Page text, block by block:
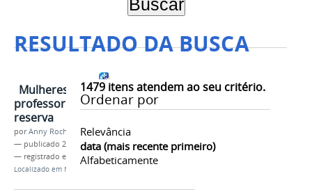
RESULTADO DA BUSCA
1479itens atendem ao seu critério.
Ordenar por
Relevância
data (mais recente primeiro)
Alfabeticamente
Mulheres Mil seleciona
professores para cadastro de
reserva
porAnny Rochelly
— publicado 26/08/2015
— registrado em:
Mais
Localizado em Notícias